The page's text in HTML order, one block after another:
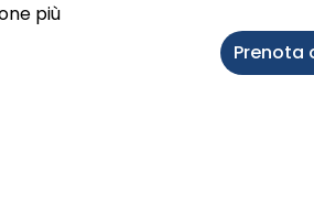
più
Prenota